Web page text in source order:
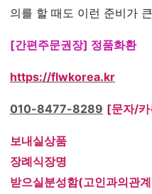
의를 할 때도 이런 준비가
[간편주문권장] 정품화환
https://flwkorea.kr
010-8477-8289 [문자/카
보내실상품
장례식장명
받으실분성함(고인과의관